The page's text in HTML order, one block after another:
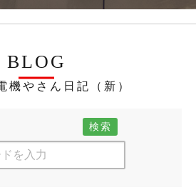
BLOG
機やさん日記（新）
検索